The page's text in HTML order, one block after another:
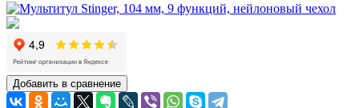
Добавить в сравнение